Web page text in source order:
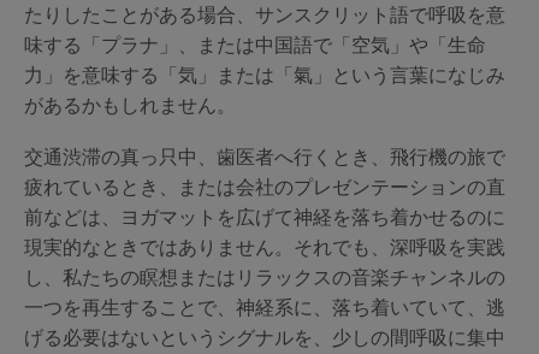
たりしたことがある場合、サンスクリット語で呼吸を意
味する「プラナ」、または中国語で「空気」や「生命
力」を意味する「気」または「氣」という言葉になじみ
があるかもしれません。
交通渋滞の真っ只中、歯医者へ行くとき、飛行機の旅で
疲れているとき、または会社のプレゼンテーションの直
前などは、ヨガマットを広げて神経を落ち着かせるのに
現実的なときではありません。それでも、深呼吸を実践
し、私たちの瞑想またはリラックスの音楽チャンネルの
一つを再生することで、神経系に、落ち着いていて、逃
げる必要はないというシグナルを、少しの間呼吸に集中